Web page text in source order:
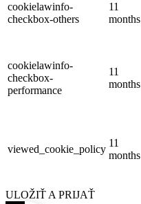
cookielawinfo-
checkbox-others
11
months
cookielawinfo-
checkbox-
performance
11
months
viewed_cookie_policy
11
months
ULOŽIŤ A PRIJAŤ